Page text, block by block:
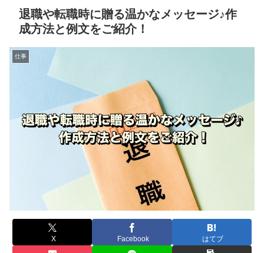
退職や転職時に贈る温かなメッセージ♪作
成方法と例文をご紹介！
仕事
X Facebook はてブ